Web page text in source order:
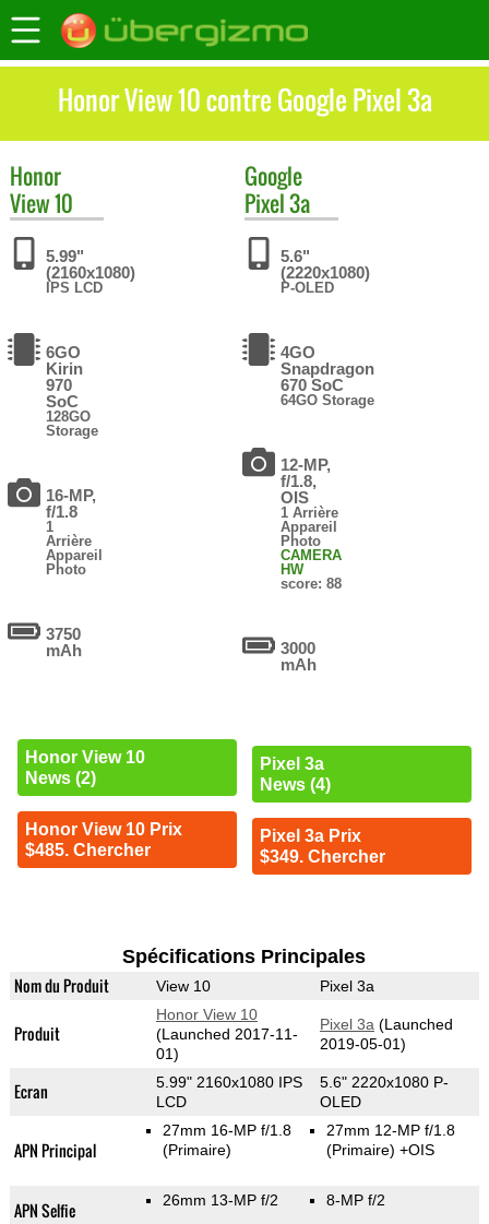
Honor View 10 contre Google Pixel 3a
Honor
View 10
5.99"
(2160x1080)
IPS LCD
6GO
Kirin
970
SoC
128GO
Storage
16-MP,
f/1.8
1
Arrière
Appareil
Photo
3750
mAh
Honor View 10
News (2)
Honor View 10 Prix
$485. Chercher
Google
Pixel 3a
5.6"
(2220x1080)
P-OLED
4GO
Snapdragon
670 SoC
64GO Storage
12-MP,
f/1.8,
OIS
1 Arrière
Appareil
Photo
CAMERA
HW
score: 88
3000
mAh
Pixel 3a
News (4)
Pixel 3a Prix
$349. Chercher
Spécifications Principales
Nom du Produit View 10 Pixel 3a
Produit
Honor View 10
(Launched 2017-11-
01)
Pixel 3a (Launched
2019-05-01)
Ecran
5.99" 2160x1080 IPS
LCD
5.6" 2220x1080 P-
OLED
APN Principal
27mm 16-MP f/1.8
(Primaire)
27mm 12-MP f/1.8
(Primaire) +OIS
APN Selfie 26mm 13-MP f/2 8-MP f/2